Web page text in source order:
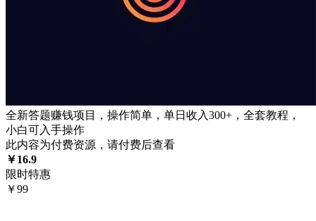
全新答题赚钱项目，操作简单，单日收入300+，全套教程，
小白可入手操作
此内容为付费资源，请付费后查看
￥16.9
限时特惠
￥99